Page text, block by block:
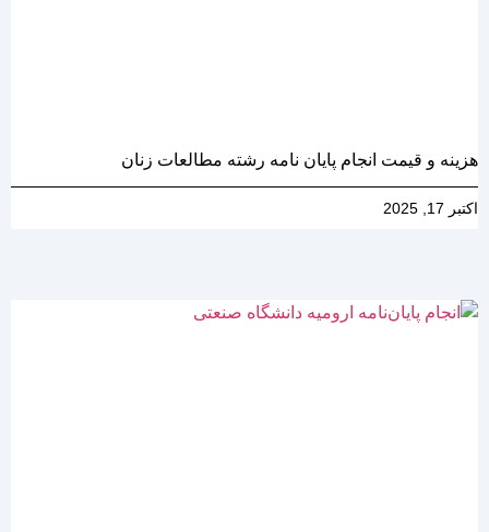
هزینه و قیمت انجام پایان نامه رشته مطالعات زنان
اکتبر 17, 2025